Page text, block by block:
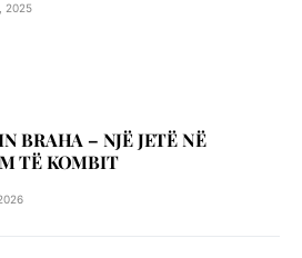
2025
BRAHA – NJЁ JETЁ NЁ
TЁ KOMBIT